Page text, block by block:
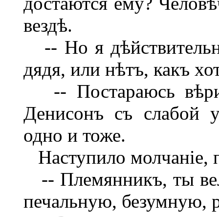
вездѣ.
-- Но я
дядя, или нѣтъ, какъ
-- Постараюсь
Денисонъ съ слабой
одно и тоже.
Наступило молчаніе,
-- Племянникъ, ты
печальную, безумную,